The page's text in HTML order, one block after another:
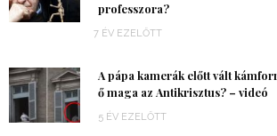
professzora?
7 ÉV EZELŐTT
A pápa kamerák előtt vált
ő maga az Antikrisztus? – videó
5 ÉV EZELŐTT